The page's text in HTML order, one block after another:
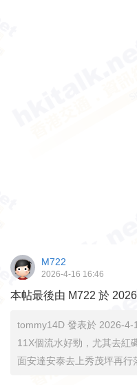
M722
2026-4-16 16:46
本帖最後由 M722 於
tommy14D 發表於 2026-4-
11X個流水好勁，尤其去紅
面安達安泰去上秀茂坪再行